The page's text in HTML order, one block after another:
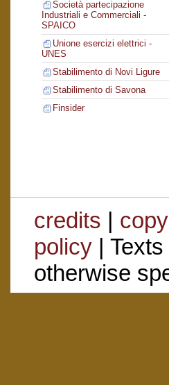
Società partecipazione
Industriali e Commerciali -
SPAICO
Unione esercizi elettrici -
UNES
Stabilimento di Novi Ligure
Stabilimento di Savona
Finsider
credits |
policy| Texts
otherwise